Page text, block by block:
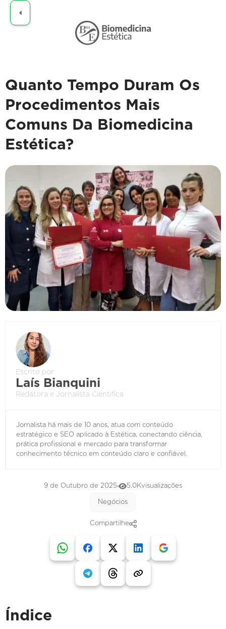
Quanto Tempo Duram Os
Procedimentos Mais
Comuns Da Biomedicina
Estética?
Escrito por
Laís Bianquini
Redatora e Jornalista Cientifíca
Jornalista há mais de 10 anos, atua com conteúdo
estratégico e SEO aplicado à Estética, conectando ciência,
prática profissional e mercado para transformar
conhecimento técnico em conteúdo claro e confiável.
9 de Outubro de 2025 5.0Kvisualizações
Negócios
Compartilhe
Índice